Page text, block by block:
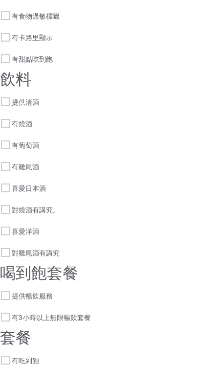
有食物過敏標籤
有卡路里顯示
有甜點吃到飽
飲料
提供清酒
有燒酒
有葡萄酒
有雞尾酒
喜愛日本酒
對燒酒有講究。
喜愛洋酒
對雞尾酒有講究
喝到飽套餐
提供暢飲服務
有3小時以上無限暢飲套餐
套餐
有吃到飽